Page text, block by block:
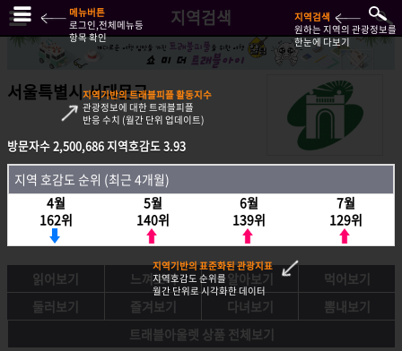
지역검색
서울특별시 서대문구
방문자수2,500,686지역호감도3.93
지역호감도 순위 (최근 4개월)
4월
162위
5월
140위
6월
139위
7월
129위
읽어보기 느껴보기 알아보기
먹어보기
둘러보기
즐겨보기 다녀보기
뽐내보기
트래블아울렛 상품 전체보기
방문자수2,500,686지역호감도3.93
지역 호감도 순위 (최근 4개월)
4월
162위
5월
140위
6월
139위
7월
129위
메뉴버튼
로그인,전체메뉴등
항목 확인
지역검색
원하는 지역의 관광정보를
한눈에 다보기
지역기반의 트래블피플 활동지수
관광정보에 대한 트래블피플
반응 수치 (월간 단위 업데이트)
지역기반의 표준화된 관광지표
지역호감도 순위를
월간 단위로 시각화한 데이터